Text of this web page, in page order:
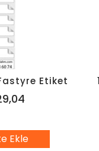
Etiket
Ekle